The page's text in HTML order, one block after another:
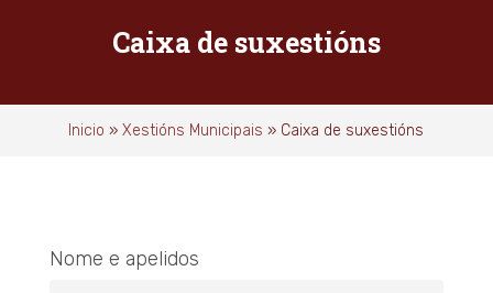
Caixa de suxestións
Inicio »Xestións Municipais » Caixa de suxestións
Nome e apelidos